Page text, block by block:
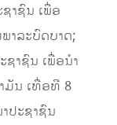
າຊົນ ເພື່ອ
າລະບົດບາດ;
າຊົນ ເພື່ອນໍາ
ມັນ ເທື່ອທີ 8
ປະຊາຊົນ